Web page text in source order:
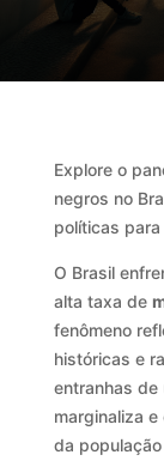
Explore o
negros no
políticas
O Brasil
alta taxa de
fenômeno
históricas e
entranhas de
marginaliza
da